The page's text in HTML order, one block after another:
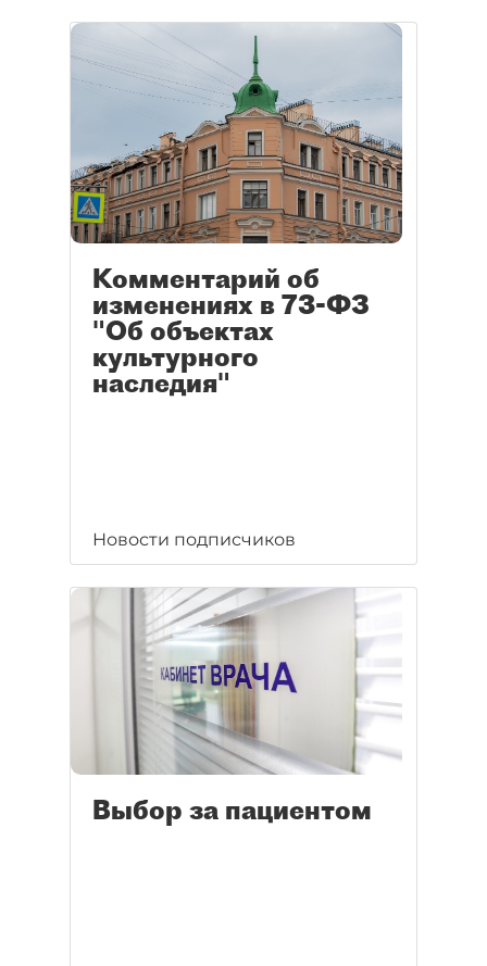
Комментарий об
изменениях в 73-ФЗ
"Об объектах
культурного
наследия"
Новости подписчиков
Выбор за пациентом